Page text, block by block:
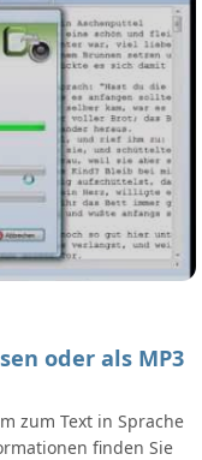
oder als MP3
zum Text in Sprache
finden Sie